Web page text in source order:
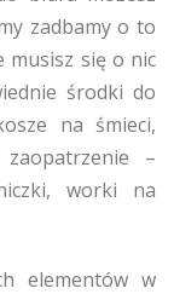
zadbamy o to
musisz się o nic
środki do
na śmieci,
zaopatrzenie –
worki na
elementów w